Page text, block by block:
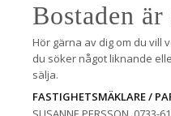
Bostaden är
Hör gärna av dig om du vill
du söker något liknande
sälja.
FASTIGHETSMÄKLARE /